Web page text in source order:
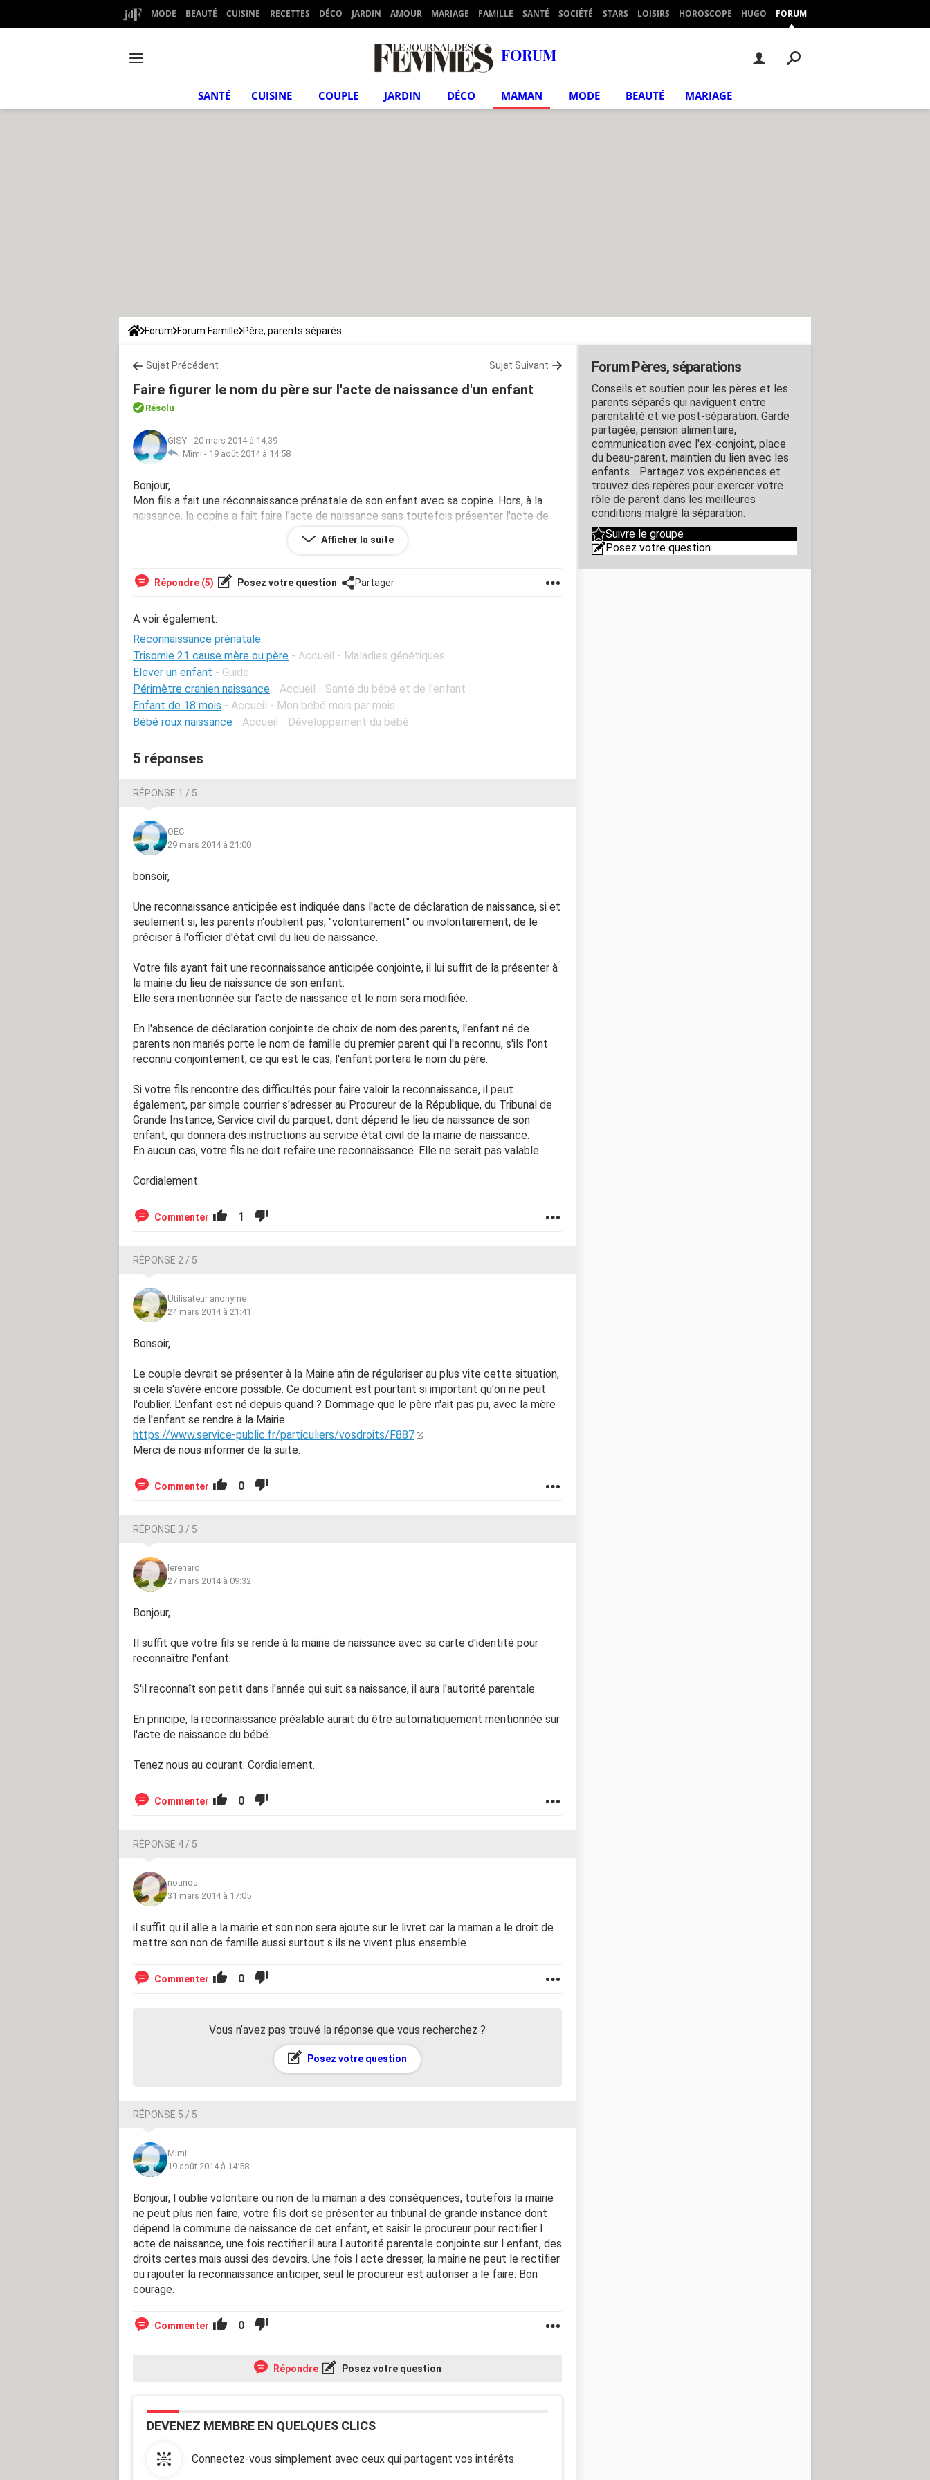
MODE BEAUTÉ CUISINE RECETTES DÉCO JARDIN AMOUR MARIAGE FAMILLE SANTÉ SOCIÉTÉ STARS LOISIRS HOROSCOPE HUGO FORUM
FORUM
SANTÉ CUISINE COUPLE JARDIN DÉCO MAMAN MODE BEAUTÉ MARIAGE
Forum Forum Famille Père, parents séparés
Sujet Précédent Sujet Suivant
Faire figurer le nom du père sur l'acte de naissance d'un enfant
Résolu
GISY - 20 mars 2014 à 14:39
Mimi - 19 août 2014 à 14:58
Bonjour,
Mon fils a fait une réconnaissance prénatale de son enfant avec sa copine. Hors, à la
naissance, la copine a fait faire l'acte de naissance sans toutefois présenter l'acte de
Que peut faire mon enfant pour que le nom du père figure sur l'acte ?
Afficher la suite
Répondre (5) Posez votre question Partager
A voir également:
Reconnaissance prénatale
Trisomie 21 cause mère ou père - Accueil - Maladies génétiques
Elever un enfant - Guide
Périmètre cranien naissance - Accueil - Santé du bébé et de l'enfant
Enfant de 18 mois - Accueil - Mon bébé mois par mois
Bébé roux naissance - Accueil - Développement du bébé
5 réponses
RÉPONSE 1 / 5
OEC
29 mars 2014 à 21:00
bonsoir,
Une reconnaissance anticipée est indiquée dans l'acte de déclaration de naissance, si et
seulement si, les parents n'oublient pas, "volontairement" ou involontairement, de le
préciser à l'officier d'état civil du lieu de naissance.
Votre fils ayant fait une reconnaissance anticipée conjointe, il lui suffit de la présenter à
la mairie du lieu de naissance de son enfant.
Elle sera mentionnée sur l'acte de naissance et le nom sera modifiée.
En l'absence de déclaration conjointe de choix de nom des parents, l'enfant né de
parents non mariés porte le nom de famille du premier parent qui l'a reconnu, s'ils l'ont
reconnu conjointement, ce qui est le cas, l'enfant portera le nom du père.
Si votre fils rencontre des difficultés pour faire valoir la reconnaissance, il peut
également, par simple courrier s'adresser au Procureur de la République, du Tribunal de
Grande Instance, Service civil du parquet, dont dépend le lieu de naissance de son
enfant, qui donnera des instructions au service état civil de la mairie de naissance.
En aucun cas, votre fils ne doit refaire une reconnaissance. Elle ne serait pas valable.
Cordialement.
Commenter 1
RÉPONSE 2 / 5
Utilisateur anonyme
24 mars 2014 à 21:41
Bonsoir,
Le couple devrait se présenter à la Mairie afin de régulariser au plus vite cette situation,
si cela s'avère encore possible. Ce document est pourtant si important qu'on ne peut
l'oublier. L'enfant est né depuis quand ? Dommage que le père n'ait pas pu, avec la mère
de l'enfant se rendre à la Mairie.
https://www.service-public.fr/particuliers/vosdroits/F887
Merci de nous informer de la suite.
Commenter 0
RÉPONSE 3 / 5
lerenard
27 mars 2014 à 09:32
Bonjour,
Il suffit que votre fils se rende à la mairie de naissance avec sa carte d'identité pour
reconnaître l'enfant.
S'il reconnaît son petit dans l'année qui suit sa naissance, il aura l'autorité parentale.
En principe, la reconnaissance préalable aurait du être automatiquement mentionnée sur
l'acte de naissance du bébé.
Tenez nous au courant. Cordialement.
Commenter 0
RÉPONSE 4 / 5
nounou
31 mars 2014 à 17:05
il suffit qu il alle a la mairie et son non sera ajoute sur le livret car la maman a le droit de
mettre son non de famille aussi surtout s ils ne vivent plus ensemble
Commenter 0
Vous n’avez pas trouvé la réponse que vous recherchez ?
Posez votre question
RÉPONSE 5 / 5
Mimi
19 août 2014 à 14:58
Bonjour, l oublie volontaire ou non de la maman a des conséquences, toutefois la mairie
ne peut plus rien faire, votre fils doit se présenter au tribunal de grande instance dont
dépend la commune de naissance de cet enfant, et saisir le procureur pour rectifier l
acte de naissance, une fois rectifier il aura l autorité parentale conjointe sur l enfant, des
droits certes mais aussi des devoirs. Une fois l acte dresser, la mairie ne peut le rectifier
ou rajouter la reconnaissance anticiper, seul le procureur est autoriser a le faire. Bon
courage.
Commenter 0
Répondre Posez votre question
DEVENEZ MEMBRE EN QUELQUES CLICS
Connectez-vous simplement avec ceux qui partagent vos intérêts
Forum Pères, séparations
Conseils et soutien pour les pères et les
parents séparés qui naviguent entre
parentalité et vie post-séparation. Garde
partagée, pension alimentaire,
communication avec l'ex-conjoint, place
du beau-parent, maintien du lien avec les
enfants… Partagez vos expériences et
trouvez des repères pour exercer votre
rôle de parent dans les meilleures
conditions malgré la séparation.
Suivre le groupe
Posez votre question